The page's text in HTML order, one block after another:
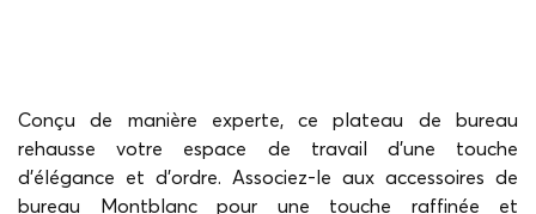
Conçu de manière experte, ce plateau de bureau
rehausse votre espace de travail d'une touche
d'élégance et d'ordre. Associez-le aux accessoires de
bureau Montblanc pour une touche raffinée et